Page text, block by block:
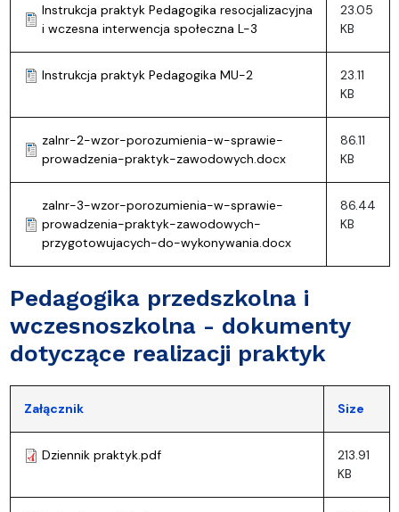
Instrukcja praktyk Pedagogika resocjalizacyjna
i wczesna interwencja społeczna L-3
23.05
KB
Instrukcja praktyk Pedagogika MU-2
23.11
KB
zalnr-2-wzor-porozumienia-w-sprawie-
prowadzenia-praktyk-zawodowych.docx
86.11
KB
zalnr-3-wzor-porozumienia-w-sprawie-
prowadzenia-praktyk-zawodowych-
przygotowujacych-do-wykonywania.docx
86.44
KB
Pedagogika przedszkolna i
wczesnoszkolna - dokumenty
dotyczące realizacji praktyk
Załącznik Size
Dziennik praktyk.pdf
213.91
KB